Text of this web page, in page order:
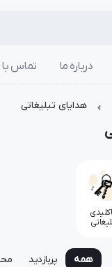
درباره ما تماس با
هدایای تبلیغاتی
همه پربازدید